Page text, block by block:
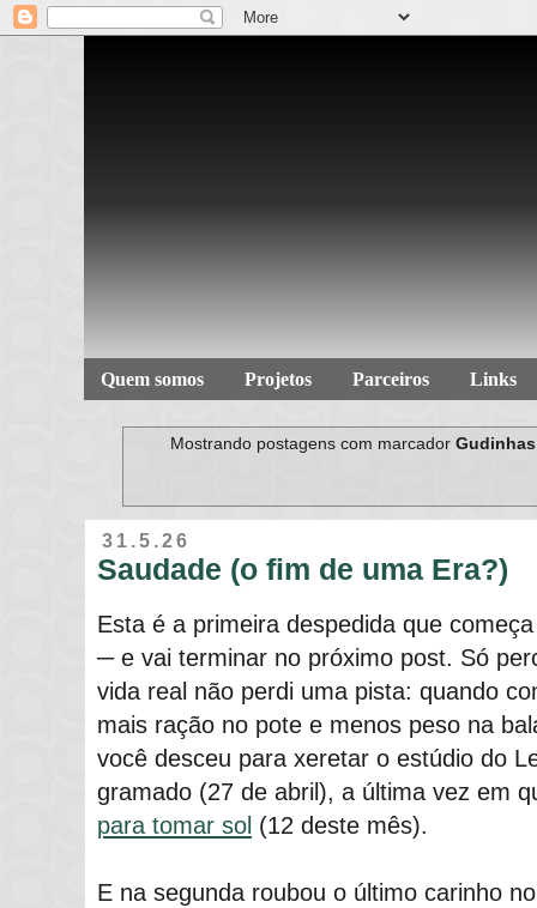
Quem somos Projetos Parceiros Links
Mostrando postagens com marcadorGudinhas
31.5.26
Saudade (o fim de uma Era?)
Esta é a primeira despedida que
─ e vai terminar no próximo post. Só
vida real não perdi uma pista: quando
mais ração no pote e menos peso na
você desceu para xeretar o estúdio do
gramado (27 de abril), a última vez em
para tomar sol (12 deste mês).
E na segunda roubou o último carinho